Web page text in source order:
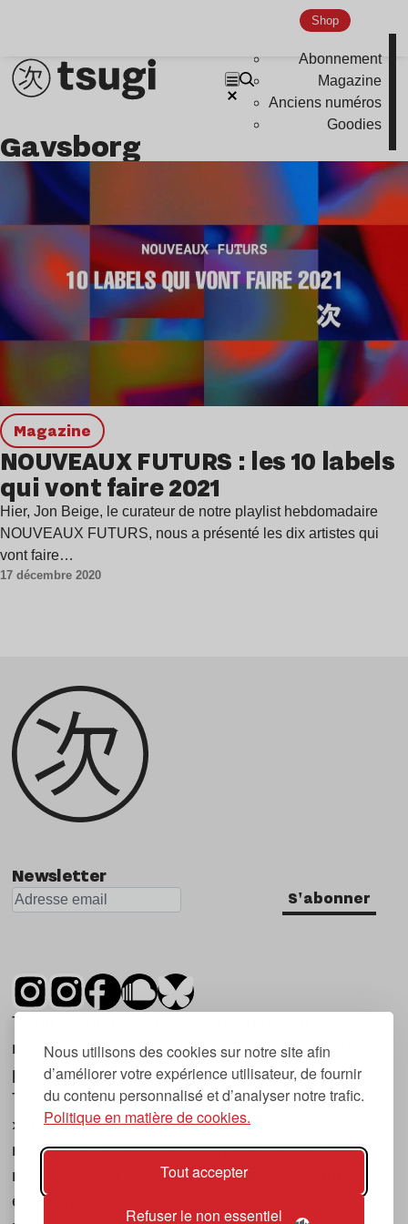
Nous utilisons des cookies sur notre site afin
d’améliorer votre expérience utilisateur, de fournir
du contenu personnalisé et d’analyser notre trafic.
Politique en matière de cookies.
Tout accepter
Refuser le non essentiel
Shop
Abonnement
Magazine
Anciens numéros
Goodies
Gavsborg
magazine
NOUVEAUX FUTURS : les 10 labels
qui vont faire 2021
Hier, Jon Beige, le curateur de notre playlist hebdomadaire
NOUVEAUX FUTURS, nous a présenté les dix artistes qui
vont faire…
17 décembre 2020
Newsletter
S'abonner
Tsugi est un mensuel indépendant sur la
musique et les nouvelles tendances, dont la
première parution date de 2007.
Tsugi en japonais signifie « prochain », « suivant
», ce qui correspond à la thématique du
magazine, à l’affût des nouvelles tendances
musicales, qu’elles viennent de la musique
électronique, du rock ou du hip hop, et des